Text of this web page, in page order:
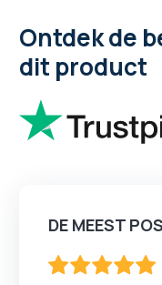
Ontdek de
dit product
DE MEEST